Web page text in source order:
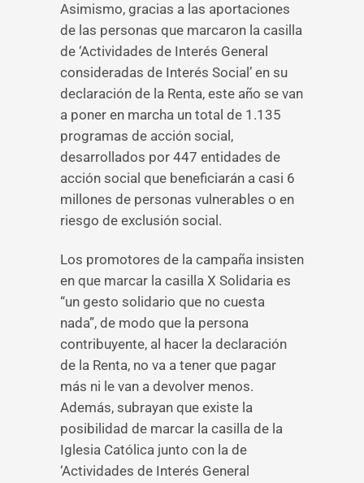
Asimismo, gracias a las aportaciones
de las personas que marcaron la casilla
de ‘Actividades de Interés General
consideradas de Interés Social’ en su
declaración de la Renta, este año se van
a poner en marcha un total de 1.135
programas de acción social,
desarrollados por 447 entidades de
acción social que beneficiarán a casi 6
millones de personas vulnerables o en
riesgo de exclusión social.
Los promotores de la campaña insisten
en que marcar la casilla X Solidaria es
“un gesto solidario que no cuesta
nada”, de modo que la persona
contribuyente, al hacer la declaración
de la Renta, no va a tener que pagar
más ni le van a devolver menos.
Además, subrayan que existe la
posibilidad de marcar la casilla de la
Iglesia Católica junto con la de
‘Actividades de Interés General